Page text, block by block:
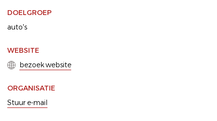
DOELGROEP
auto's
WEBSITE
bezoek website
ORGANISATIE
Stuur e-mail